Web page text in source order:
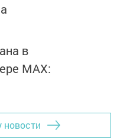
в
MАХ:
новости